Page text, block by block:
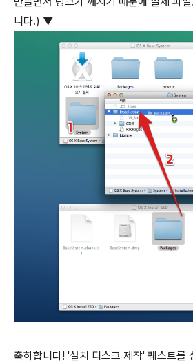
니다.) ▼
축하합니다! '설치 디스크 제작' 퀘스트를